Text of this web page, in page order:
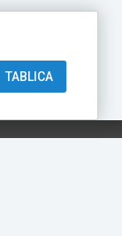
TABLICA